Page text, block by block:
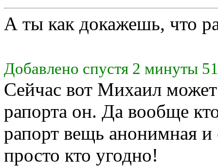
А ты как докажешь, что
Добавлено спустя 2 минуты
Сейчас вот Михаил может
рапорта он. Да вообще
рапорт вещь анонимная и
просто кто угодно!